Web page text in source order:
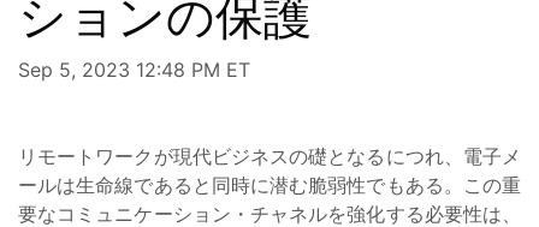
ションの保護
Sep 5, 2023 12:48 PM ET
リモートワークが現代ビジネスの礎となるにつれ、電子メ
ールは生命線であると同時に潜む脆弱性でもある。この重
要なコミュニケーション・チャネルを強化する必要性は、